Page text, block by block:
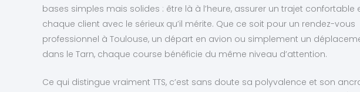
bases simples mais solides : être là à l’heure, assurer un trajet confortable
chaque client avec le sérieux qu’il mérite. Que ce soit pour un rendez-vous
professionnel à Toulouse, un départ en avion ou simplement un
dans le Tarn, chaque course bénéficie du même niveau d’attention.
Ce qui distingue vraiment TTS, c’est sans doute sa polyvalence et son